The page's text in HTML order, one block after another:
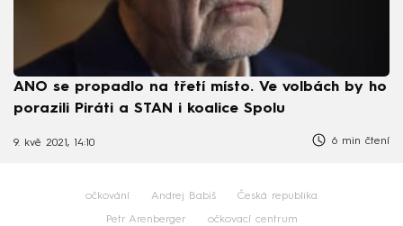
ANO se propadlo na třetí místo. Ve volbách by ho
porazili Piráti a STAN i koalice Spolu
9. kvě 2021, 14:10 6 min čtení
očkování Andrej Babiš Česká republika
Petr Arenberger očkovací centrum